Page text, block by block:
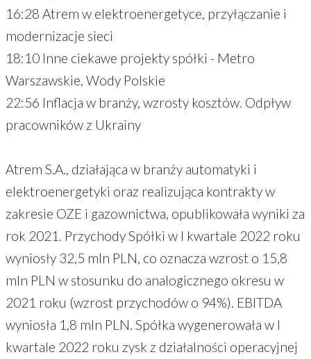
16:28 Atrem w elektroenergetyce, przyłączanie i
modernizacje sieci
18:10 Inne ciekawe projekty spółki - Metro
Warszawskie, Wody Polskie
22:56 Inflacja w branży, wzrosty kosztów. Odpływ
pracowników z Ukrainy
Atrem S.A., działająca w branży automatyki i
elektroenergetyki oraz realizująca kontrakty w
zakresie OZE i gazownictwa, opublikowała wyniki za
rok 2021. Przychody Spółki w I kwartale 2022 roku
wyniosły 32,5 mln PLN, co oznacza wzrost o 15,8
mln PLN w stosunku do analogicznego okresu w
2021 roku (wzrost przychodów o 94%). EBITDA
wyniosła 1,8 mln PLN. Spółka wygenerowała w I
kwartale 2022 roku zysk z działalności operacyjnej